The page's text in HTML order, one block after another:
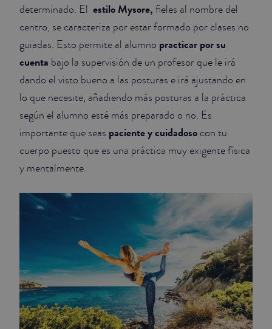
determinado. El estilo Mysore, fieles al nombre del
centro, se caracteriza por estar formado por clases no
guiadas. Esto permite al alumno practicar por su
cuenta bajo la supervisión de un profesor que le irá
dando el visto bueno a las posturas e irá ajustando en
lo que necesite, añadiendo más posturas a la práctica
según el alumno esté más preparado o no. Es
importante que seas paciente y cuidadoso con tu
cuerpo puesto que es una práctica muy exigente física
y mentalmente.